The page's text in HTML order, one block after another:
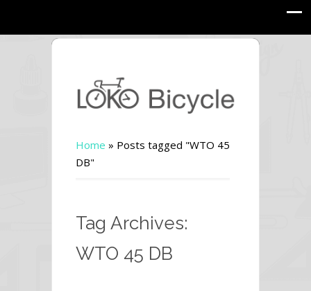
Home » Posts tagged "WTO 45
DB"
Tag Archives:
WTO 45 DB